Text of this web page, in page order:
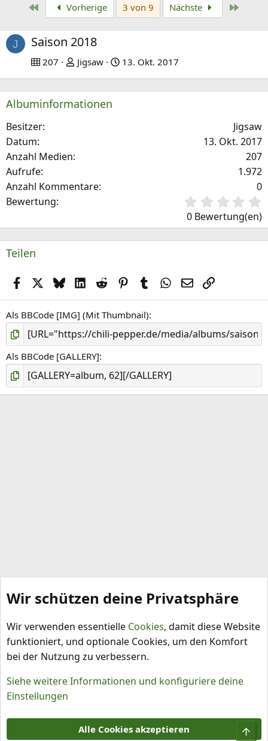
Erste Vorherige 3 von 9 Nächste
J Saison 2018
207 Jigsaw 13. Okt. 2017
Albuminformationen
Besitzer
Jigsaw
Datum
13. Okt. 2017
Anzahl Medien
207
Aufrufe
1.972
Anzahl Kommentare
0
Bewertung
0
S
(
)
0 Bewertung(en)
Teilen
FacebookX (Twitter)
BlueskyLinkedIn
Reddit PinterestTumblrWhatsApp
E-MailLink
Als BBCode [IMG] (Mit Thumbnail)
Als BBCode [GALLERY]
Alben durchsuchen
Nutzungsbedingungen Datenschutz
Wir schützen deine Privatsphäre
Wir verwenden essentielle Cookies, damit diese Website
funktioniert, und optionale Cookies, um den Komfort
bei der Nutzung zu verbessern.
Siehe weitere Informationen und konfiguriere deine
Einstellungen
Alle Cookies akzeptieren